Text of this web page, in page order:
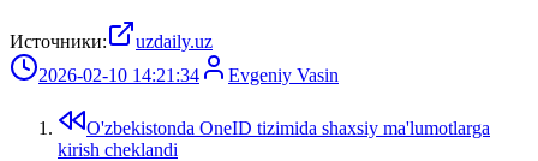
Источники:
uzdaily.uz
2026-02-10 14:21:34
Evgeniy Vasin
O'zbekistonda OneID tizimida shaxsiy ma'lumotlarga
kirish cheklandi